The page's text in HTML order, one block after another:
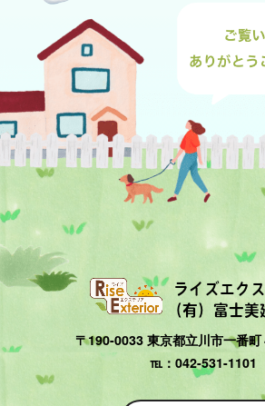
ライズエク
（有）富士美
〒190-0033 東京都立川市一番町
℡：042-531-1101